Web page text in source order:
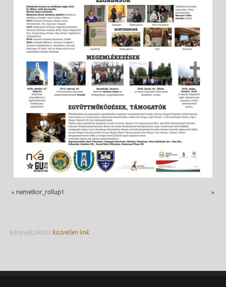
« nemetkor_rollup1 »
Könyvjelzőkhöz Közvetlen link.